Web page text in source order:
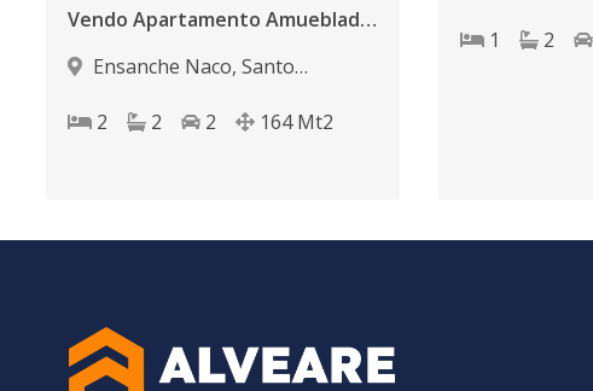
Vendo Apartamento Amueblado en Naco
Ensanche Naco, Santo
2
2 2 164 Mt2
1
2